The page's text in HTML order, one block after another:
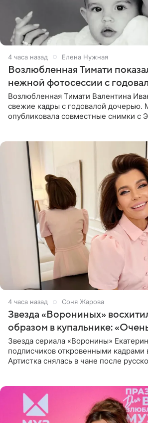
4 часа назад Елена Нужная
Возлюбленная Тимати
нежной фотосессии с
Возлюбленная Тимати Валентина
свежие кадры с годовалой дочерью.
опубликовала совместные снимки с
4 часа назад Соня Жарова
Звезда «Ворониных»
образом в купальнике:
Звезда сериала «Воронины»
подписчиков откровенными кадрами
Артистка снялась в чане после